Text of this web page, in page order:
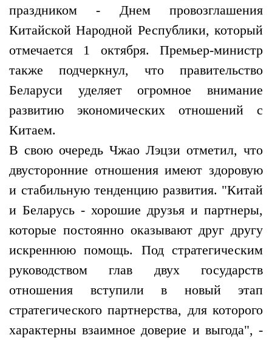
праздником - Днем провозглашения
Китайской Народной Республики, который
отмечается 1 октября. Премьер-министр
также подчеркнул, что правительство
Беларуси уделяет огромное внимание
развитию экономических отношений с
Китаем.
В свою очередь Чжао Лэцзи отметил, что
двусторонние отношения имеют здоровую
и стабильную тенденцию развития. "Китай
и Беларусь - хорошие друзья и партнеры,
которые постоянно оказывают друг другу
искреннюю помощь. Под стратегическим
руководством глав двух государств
отношения вступили в новый этап
стратегического партнерства, для которого
характерны взаимное доверие и выгода", -